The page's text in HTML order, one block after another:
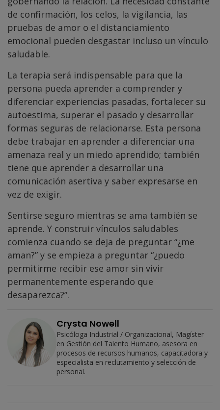
de confirmación, los celos, la vigilancia, las
pruebas de amor o el distanciamiento
emocional pueden desgastar incluso un vínculo
saludable.
La terapia será indispensable para que la
persona pueda aprender a comprender y
diferenciar experiencias pasadas, fortalecer su
autoestima, superar el pasado y desarrollar
formas seguras de relacionarse. Esta persona
debe trabajar en aprender a diferenciar una
amenaza real y un miedo aprendido; también
tiene que aprender a desarrollar una
comunicación asertiva y saber expresarse en
vez de exigir.
Sentirse seguro mientras se ama también se
aprende. Y construir vínculos saludables
comienza cuando se deja de preguntar “¿me
aman?” y se empieza a preguntar “¿puedo
permitirme recibir ese amor sin vivir
permanentemente esperando que
desaparezca?”.
Crysta Nowell
Psicóloga Industrial / Organizacional, Magíster
en Gestión del Talento Humano, asesora en
procesos de recursos humanos, capacitadora y
especialista en reclutamiento y selección de
personal.